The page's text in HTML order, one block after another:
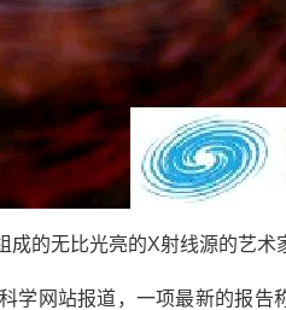
成的无比光亮的X射线源的艺术
学网站报道，一项最新的报告